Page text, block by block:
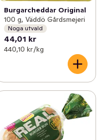
Burgarcheddar Original
100 g, Väddö Gårdsmejeri
Noga utvald
44,01 kr
440,10 kr /kg